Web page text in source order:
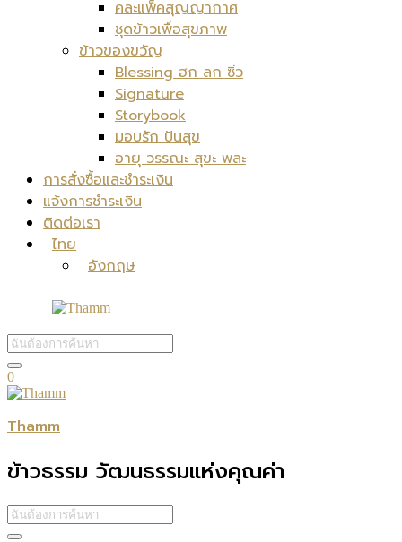
คละแพ็คสุญญากาศ
ชุดข้าวเพื่อสุขภาพ
ข้าวของขวัญ
Blessing ฮก ลก ซิ่ว
Signature
Storybook
มอบรัก ปันสุข
อายุ วรรณะ สุขะ พละ
การสั่งซื้อและชำระเงิน
แจ้งการชำระเงิน
ติดต่อเรา
ไทย
อังกฤษ
0
Thamm
ข้าวธรรม วัฒนธรรมแห่งคุณค่า